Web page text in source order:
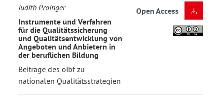
Judith Proinger
Instrumente und Verfahren
für die Qualitätssicherung
und Qualitätsentwicklung von
Angeboten und Anbietern in
der beruflichen Bildung
Beiträge des öibf zu
nationalen Qualitätsstrategien
Open Access